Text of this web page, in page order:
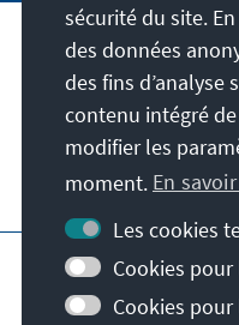
Adresse
Contact
Visitez aussi
Page principale
sécurité du site.
des données
des fins
contenu intégré
modifier les
moment. En
Les cookies
Cookies
Cookies pour